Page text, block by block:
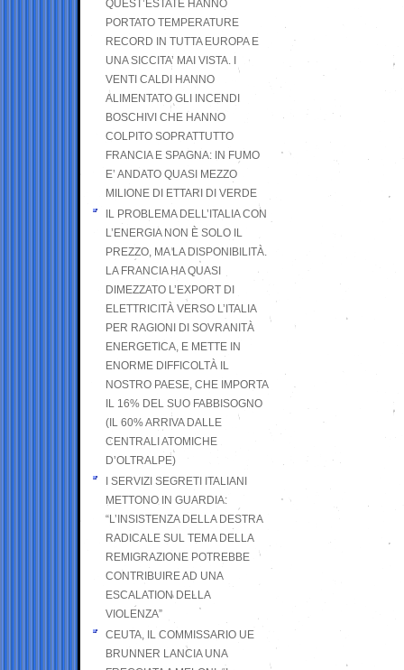
QUEST’ESTATE HANNO
PORTATO TEMPERATURE
RECORD IN TUTTA EUROPA E
UNA SICCITA’ MAI VISTA. I
VENTI CALDI HANNO
ALIMENTATO GLI INCENDI
BOSCHIVI CHE HANNO
COLPITO SOPRATTUTTO
FRANCIA E SPAGNA: IN FUMO
E’ ANDATO QUASI MEZZO
MILIONE DI ETTARI DI VERDE
IL PROBLEMA DELL’ITALIA CON
L’ENERGIA NON È SOLO IL
PREZZO, MA LA DISPONIBILITÀ.
LA FRANCIA HA QUASI
DIMEZZATO L’EXPORT DI
ELETTRICITÀ VERSO L’ITALIA
PER RAGIONI DI SOVRANITÀ
ENERGETICA, E METTE IN
ENORME DIFFICOLTÀ IL
NOSTRO PAESE, CHE IMPORTA
IL 16% DEL SUO FABBISOGNO
(IL 60% ARRIVA DALLE
CENTRALI ATOMICHE
D’OLTRALPE)
I SERVIZI SEGRETI ITALIANI
METTONO IN GUARDIA:
“L’INSISTENZA DELLA DESTRA
RADICALE SUL TEMA DELLA
REMIGRAZIONE POTREBBE
CONTRIBUIRE AD UNA
ESCALATION DELLA
VIOLENZA”
CEUTA, IL COMMISSARIO UE
BRUNNER LANCIA UNA